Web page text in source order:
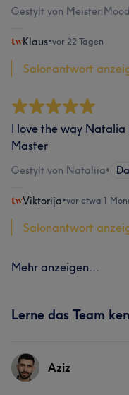
Gestylt von
Klaus•vor 22 Tagen
Salonantwort
I love the way Natalia
Master
Gestylt von Nataliia•
Viktorija•vor etwa 1
Salonantwort
Mehr anzeigen...
Lerne das Team
Aziz